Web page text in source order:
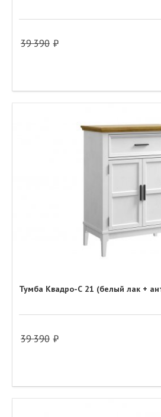
39 390
Тумба Квадро-С 21 (белый лак +
39 390